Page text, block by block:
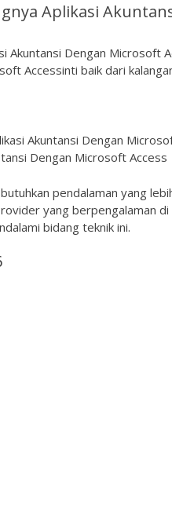
Aplikasi
Akuntansi Dengan Microsoft
Accessinti baik dari
Akuntansi Dengan
Dengan Microsoft Access
pendalaman yang
yang berpengalaman
bidang teknik ini.